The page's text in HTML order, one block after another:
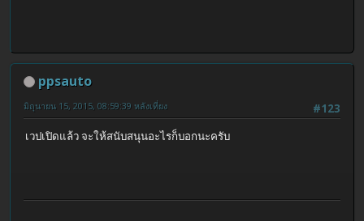
ppsauto
#123
มิถุนายน 15, 2015, 08:59:39 หลังเที่ยง
เวปเปิดแล้ว จะให้สนับสนุนอะไรก็บอกนะครับ